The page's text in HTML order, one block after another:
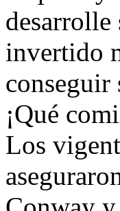
invertido
conseguir
¡Qué
Los